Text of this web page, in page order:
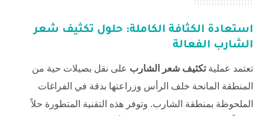
استعادة الكثافة الكاملة: حلول تكثيف شعر
الشارب الفعالة
تعتمد عمليةتكثيف شعر الشارب على نقل بصيلات حية من
المنطقة المانحة خلف الرأس وزراعتها بدقة في الفراغات
الملحوظة بمنطقة الشارب. وتوفر هذه التقنية المتطورة حلاً